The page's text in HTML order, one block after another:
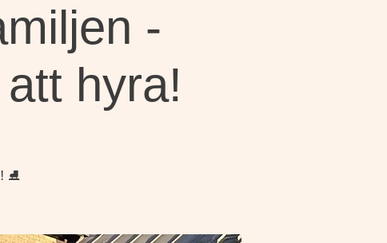
-
hyra!
⛸️